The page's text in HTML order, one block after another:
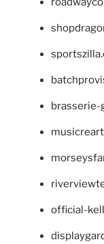
brasserie-
official-